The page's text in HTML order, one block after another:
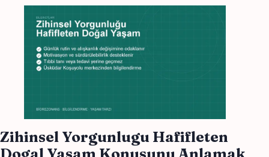
Zihinsel Yorgunlugu Hafifleten